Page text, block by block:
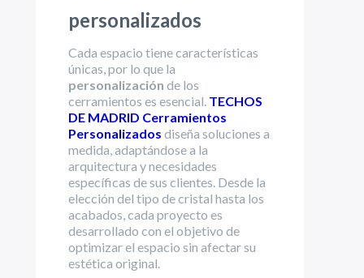
personalizados
Cada espacio tiene características
únicas, por lo que la
personalización de los
cerramientos es esencial. TECHOS
DE MADRID Cerramientos
Personalizados diseña soluciones a
medida, adaptándose a la
arquitectura y necesidades
específicas de sus clientes. Desde la
elección del tipo de cristal hasta los
acabados, cada proyecto es
desarrollado con el objetivo de
optimizar el espacio sin afectar su
estética original.